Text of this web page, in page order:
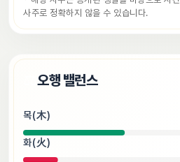
사주로 정확하지 않을 수 있습니다.
오행 밸런스
목(木)
화(火)